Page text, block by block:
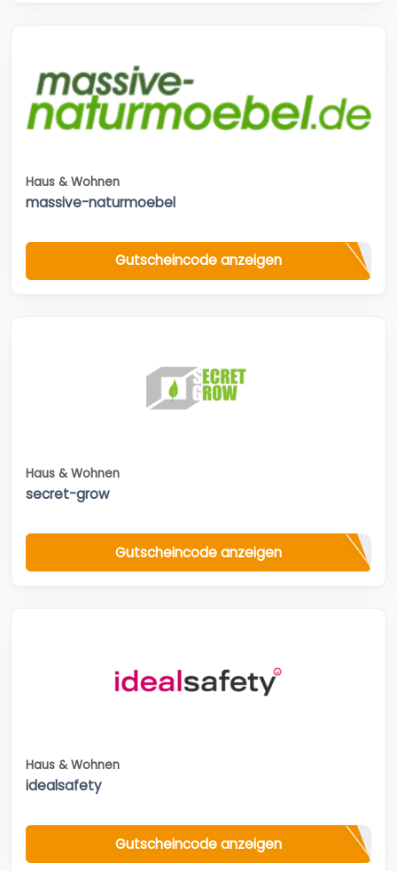
Haus & Wohnen
massive-naturmoebel
Gutscheincode anzeigen
Haus & Wohnen
secret-grow
Gutscheincode anzeigen
Haus & Wohnen
idealsafety
Gutscheincode anzeigen